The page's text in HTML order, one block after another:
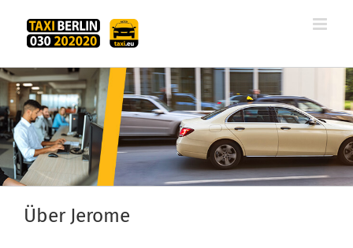
Inhalt
springen
Über Jerome